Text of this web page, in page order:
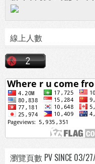
線上人數
瀏覽頁數 PV SINCE 03/